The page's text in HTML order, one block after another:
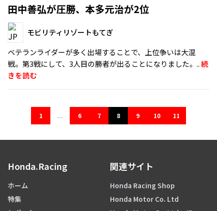
田中善弘が圧勝、本多元治が2位
モビリティリゾートもてぎ
ベテランライダーが多く出場することで、上位争いは大混
戦。第3戦にして、3人目の勝者が出ることになりました。..続
きを読む
1 ... 6 7 8 9 10 11
Honda.Racing
ホーム
特集
関連サイト
Honda Racing Shop
Honda Motor Co. Ltd